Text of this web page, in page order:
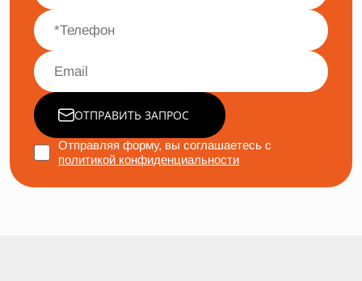
ОТПРАВИТЬ ЗАПРОС
Отправляя форму, вы соглашаетесь с
политикой конфиденциальности